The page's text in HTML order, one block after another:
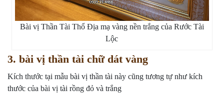
Bài vị Thần Tài Thổ Địa mạ vàng nền trắng của Rước Tài
Lộc
3. bài vị thần tài chữ dát vàng
Kích thước tại mẫu bài vị thần tài này cũng tương tự như kích
thước của bài vị tài rồng đỏ và trắng